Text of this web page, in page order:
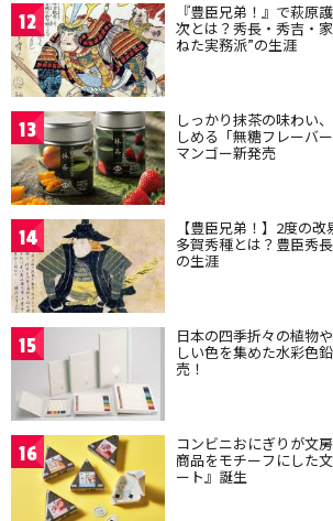
12 『豊臣兄弟！』で萩原
次とは？秀長・秀吉・
ねた実務派”の生涯
13 しっかり抹茶の味わい
しめる「無糖フレーバ
マンゴー新発売
14 【豊臣兄弟！】2度の
多賀秀種とは？豊臣秀
の生涯
15 日本の四季折々の植物
しい色を集めた水彩色
売！
16 コンビニおにぎりが文
商品をモチーフにした
ート』誕生